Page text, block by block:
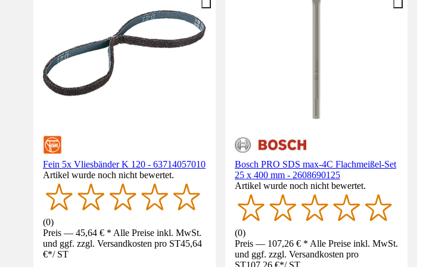
Fein 5x Vliesbänder K 120 - 63714057010
Artikel wurde noch nicht bewertet.
(0)
Preis — 45,64 € * Alle Preise inkl. MwSt.
und ggf. zzgl. Versandkosten pro ST45,64
€*/ ST
Bosch PRO SDS max-4C Flachmeißel-Set
25 x 400 mm - 2608690125
Artikel wurde noch nicht bewertet.
(0)
Preis — 107,26 € * Alle Preise inkl. MwSt.
und ggf. zzgl. Versandkosten pro
ST107,26 €*/ ST